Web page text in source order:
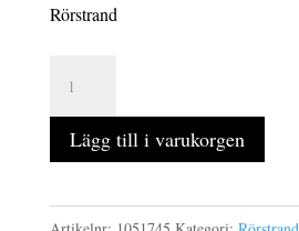
Rörstrand
BLANC
serveringsskål
1,9
mängd
Lägg till i varukorgen